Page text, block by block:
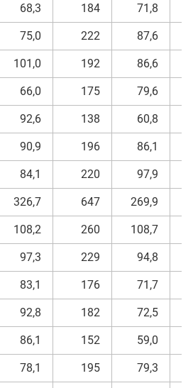
68,3 184 71,8
75,0 222 87,6
101,0 192 86,6
66,0 175 79,6
92,6 138 60,8
90,9 196 86,1
84,1 220 97,9
326,7 647 269,9
108,2 260 108,7
97,3 229 94,8
83,1 176 71,7
92,8 182 72,5
86,1 152 59,0
78,1 195 79,3